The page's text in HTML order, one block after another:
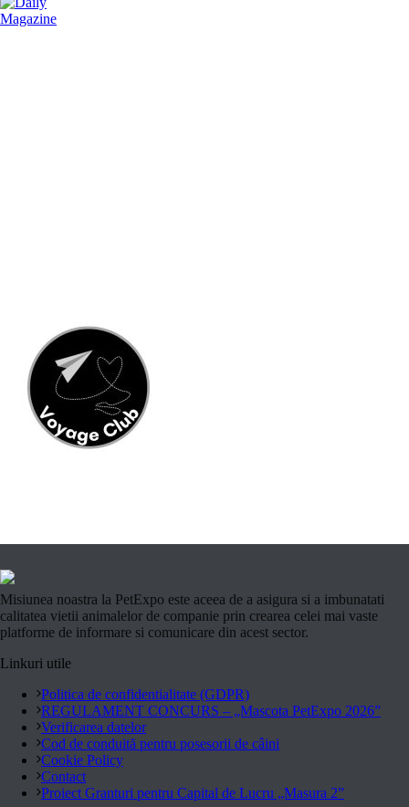
Misiunea noastra la PetExpo este aceea de a asigura si a imbunatati
calitatea vietii animalelor de companie prin crearea celei mai vaste
platforme de informare si comunicare din acest sector.
Linkuri utile
Politica de confidentialitate (GDPR)
REGULAMENT CONCURS – „Mascota PetExpo 2026”
Verificarea datelor
Cod de conduită pentru posesorii de câini
Cookie Policy
Contact
Proiect Granturi pentru Capital de Lucru „Masura 2”